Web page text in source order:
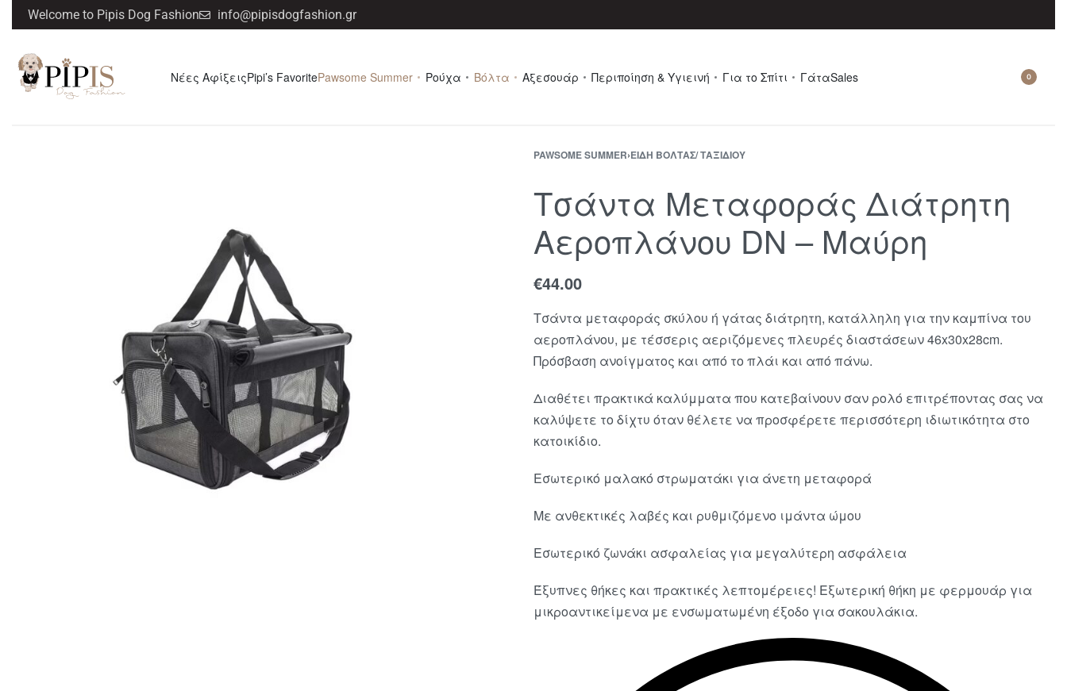
Welcome to Pipis Dog Fashion info@pipisdogfashion.gr
Νέες ΑφίξειςPipi’s FavoritePawsome Summer Ρούχα Βόλτα Αξεσουάρ Περιποίηση & Υγιεινή Για το Σπίτι ΓάταSales 0
PAWSOME SUMMER›ΕΊΔΗ ΒΌΛΤΑΣ/ ΤΑΞΙΔΊΟΥ
Τσάντα Μεταφοράς Διάτρητη
Αεροπλάνου DN – Μαύρη
€44.00
Τσάντα μεταφοράς σκύλου ή γάτας διάτρητη, κατάλληλη για την καμπίνα του
αεροπλάνου, με τέσσερις αεριζόμενες πλευρές διαστάσεων 46x30x28cm.
Πρόσβαση ανοίγματος και από το πλάι και από πάνω.
Διαθέτει πρακτικά καλύμματα που κατεβαίνουν σαν ρολό επιτρέποντας σας να
καλύψετε το δίχτυ όταν θέλετε να προσφέρετε περισσότερη ιδιωτικότητα στο
κατοικίδιο.
Εσωτερικό μαλακό στρωματάκι για άνετη μεταφορά
Με ανθεκτικές λαβές και ρυθμιζόμενο ιμάντα ώμου
Εσωτερικό ζωνάκι ασφαλείας για μεγαλύτερη ασφάλεια
Έξυπνες θήκες και πρακτικές λεπτομέρειες! Εξωτερική θήκη με φερμουάρ για
μικροαντικείμενα με ενσωματωμένη έξοδο για σακουλάκια.